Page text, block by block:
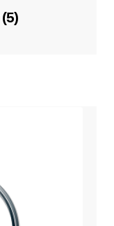
(5)